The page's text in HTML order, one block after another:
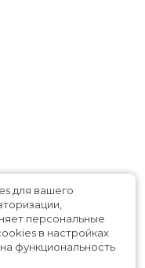
для вашего
персональные
в настройках
функциональность